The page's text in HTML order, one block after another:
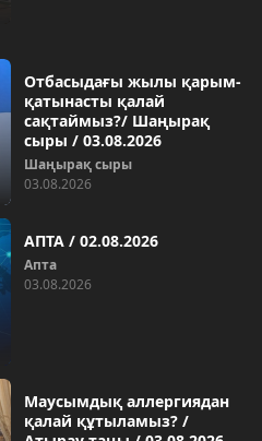
Отбасыдағы жылы қарым-
қатынасты қалай
сақтаймыз?/ Шаңырақ
сыры / 03.08.2026
Шаңырақ сыры
03.08.2026
АПТА / 02.08.2026
Aпта
03.08.2026
Маусымдық аллергиядан
қалай құтыламыз? /